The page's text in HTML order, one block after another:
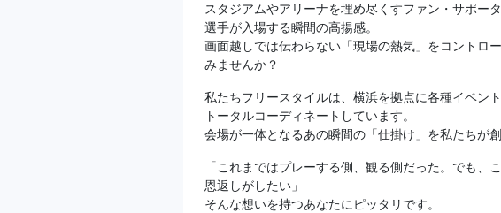
スタジアムやアリーナを埋め尽くすファン・サポータ
選手が入場する瞬間の高揚感。
画面越しでは伝わらない「現場の熱気」をコントロ
みませんか？
私たちフリースタイルは、横浜を拠点に各種イベン
トータルコーディネートしています。
会場が一体となるあの瞬間の「仕掛け」を私たちが創
「これまではプレーする側、観る側だった。でも、
恩返しがしたい」
そんな想いを持つあなたにピッタリです。